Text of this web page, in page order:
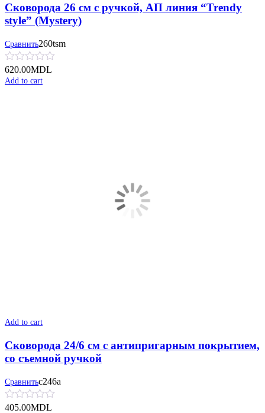
Сковорода 26 см с ручкой, АП линия “Trendy
style” (Mystery)
Сравнить260tsm
620.00MDL
Add to cart
Add to cart
Сковорода 24/6 см с антипригарным покрытием,
со съемной ручкой
Сравнитьс246а
405.00MDL